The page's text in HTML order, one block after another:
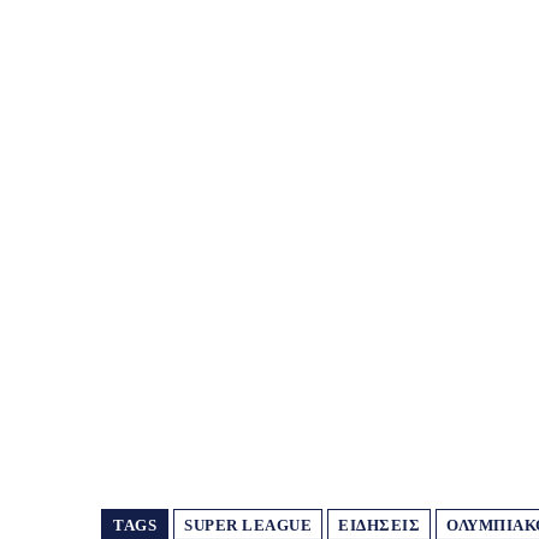
TAGS SUPER LEAGUE ΕΙΔΗΣΕΙΣ